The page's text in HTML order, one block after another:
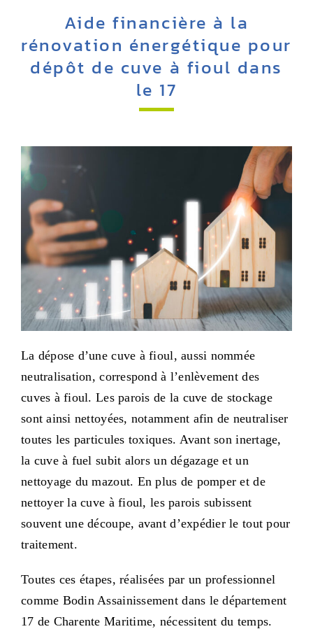
Aide financière à la
rénovation énergétique pour
dépôt de cuve à fioul dans
le 17
La dépose d’une cuve à fioul, aussi nommée
neutralisation, correspond à l’enlèvement des
cuves à fioul. Les parois de la cuve de stockage
sont ainsi nettoyées, notamment afin de neutraliser
toutes les particules toxiques. Avant son inertage,
la cuve à fuel subit alors un dégazage et un
nettoyage du mazout. En plus de pomper et de
nettoyer la cuve à fioul, les parois subissent
souvent une découpe, avant d’expédier le tout pour
traitement.
Toutes ces étapes, réalisées par un professionnel
comme Bodin Assainissement dans le département
17 de Charente Maritime, nécessitent du temps.